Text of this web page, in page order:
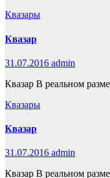
Квазары
Квазар
31.07.2016 admin
Квазар В реальном
Квазары
Квазар
31.07.2016 admin
Квазар В реальном